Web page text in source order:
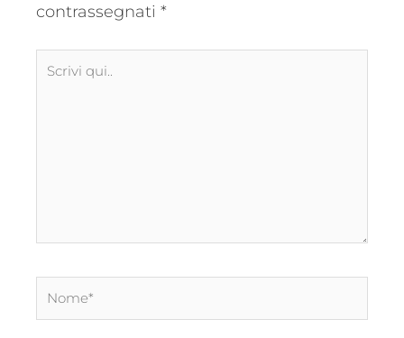
contrassegnati *
Scrivi
Nome*